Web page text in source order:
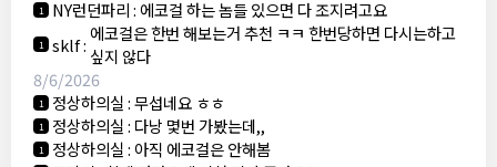
1 NY런던파리: 에코걸 하는 놈들 있으면 다 조지려고요
1 sklf: 에코걸은 한번 해보는거 추천 ㅋㅋ 한번당하면 다시는하고
싶지 않다
8/6/2026
1 정상하의실:무섭네요 ㅎㅎ
1 정상하의실: 다낭 몇번 가봤는데,,
1 정상하의실: 아직 에코걸은 안해봄